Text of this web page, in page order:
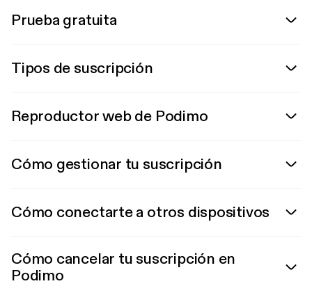
Prueba gratuita
Tipos de suscripción
Reproductor web de Podimo
Cómo gestionar tu suscripción
Cómo conectarte a otros dispositivos
Cómo cancelar tu suscripción en
Podimo